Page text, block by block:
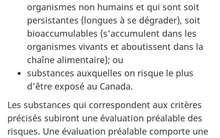
organismes non humains et qui sont soit
persistantes (longues à se dégrader), soit
bioaccumulables (s'accumulent dans les
organismes vivants et aboutissent dans la
chaîne alimentaire); ou
substances auxquelles on risque le plus
d'être exposé au Canada.
Les substances qui correspondent aux critères
précisés subiront une évaluation préalable des
risques. Une évaluation préalable comporte une